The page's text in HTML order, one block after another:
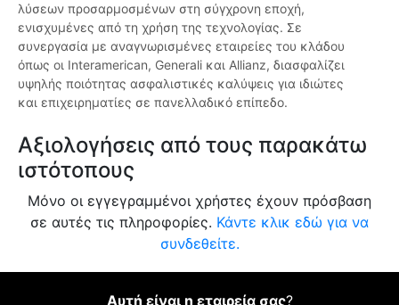
λύσεων προσαρμοσμένων στη σύγχρονη εποχή,
ενισχυμένες από τη χρήση της τεχνολογίας. Σε
συνεργασία με αναγνωρισμένες εταιρείες του κλάδου
όπως οι Interamerican, Generali και Allianz, διασφαλίζει
υψηλής ποιότητας ασφαλιστικές καλύψεις για ιδιώτες
και επιχειρηματίες σε πανελλαδικό επίπεδο.
Αξιολογήσεις από τους παρακάτω
ιστότοπους
Μόνο οι εγγεγραμμένοι χρήστες έχουν πρόσβαση
σε αυτές τις πληροφορίες. Κάντε κλικ εδώ για να
συνδεθείτε.
Αυτή είναι η εταιρεία σας?